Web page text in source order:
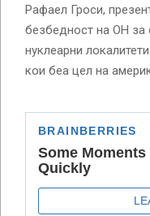
Рафаел Гроси,
безбедност на ОН за
нуклеарни
кои беа цел на